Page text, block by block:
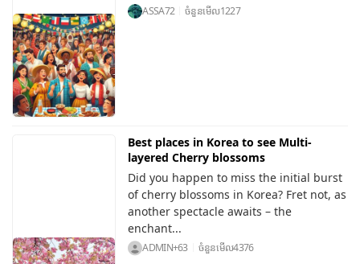
ASSA72 ចំនួនមើល1227
Best places in Korea to see Multi-
layered Cherry blossoms
Did you happen to miss the initial burst
of cherry blossoms in Korea? Fret not, as
another spectacle awaits – the
enchant...
ADMIN+63 ចំនួនមើល4376